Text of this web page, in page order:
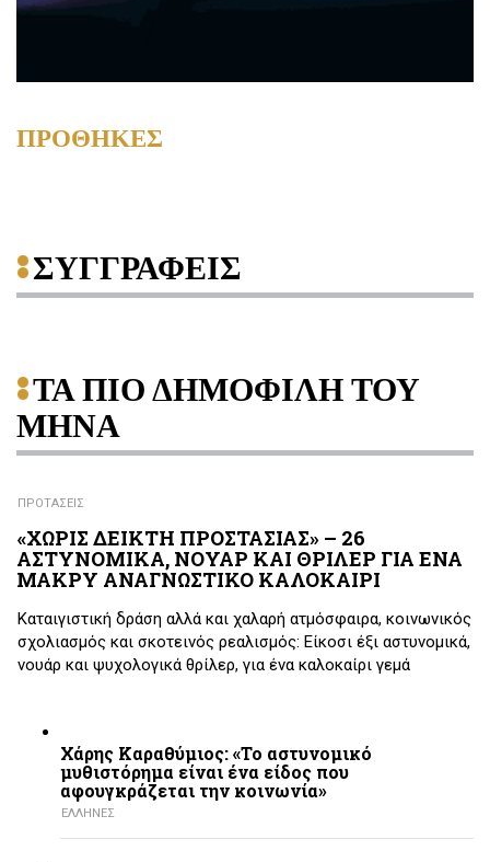
ΠΡΟΘΗΚΕΣ
ΣΥΓΓΡΑΦΕΙΣ
ΤΑ ΠΙΟ ΔΗΜΟΦΙΛΗ ΤΟΥ
ΜΗΝΑ
ΠΡΟΤΑΣΕΙΣ
«ΧΩΡΙΣ ΔΕΙΚΤΗ ΠΡΟΣΤΑΣΙΑΣ» – 26
ΑΣΤΥΝΟΜΙΚΑ, ΝΟΥΑΡ ΚΑΙ ΘΡΙΛΕΡ ΓΙΑ ΕΝΑ
ΜΑΚΡΥ ΑΝΑΓΝΩΣΤΙΚΟ ΚΑΛΟΚΑΙΡΙ
Καταιγιστική δράση αλλά και χαλαρή ατμόσφαιρα, κοινωνικός
σχολιασμός και σκοτεινός ρεαλισμός: Είκοσι έξι αστυνομικά,
νουάρ και ψυχολογικά θρίλερ, για ένα καλοκαίρι γεμά
Χάρης Καραθύμιος: «Το αστυνομικό
μυθιστόρημα είναι ένα είδος που
αφουγκράζεται την κοινωνία»
ΕΛΛΗΝΕΣ